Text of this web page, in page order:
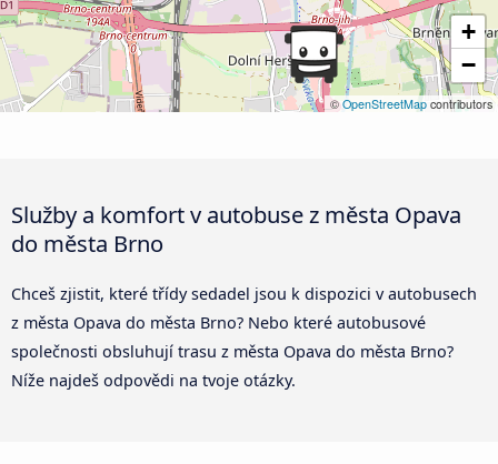
+
−
©OpenStreetMap contributors
Služby a komfort v autobuse z města Opava
do města Brno
Chceš zjistit, které třídy sedadel jsou k dispozici v autobusech
z města Opava do města Brno? Nebo které autobusové
společnosti obsluhují trasu z města Opava do města Brno?
Níže najdeš odpovědi na tvoje otázky.